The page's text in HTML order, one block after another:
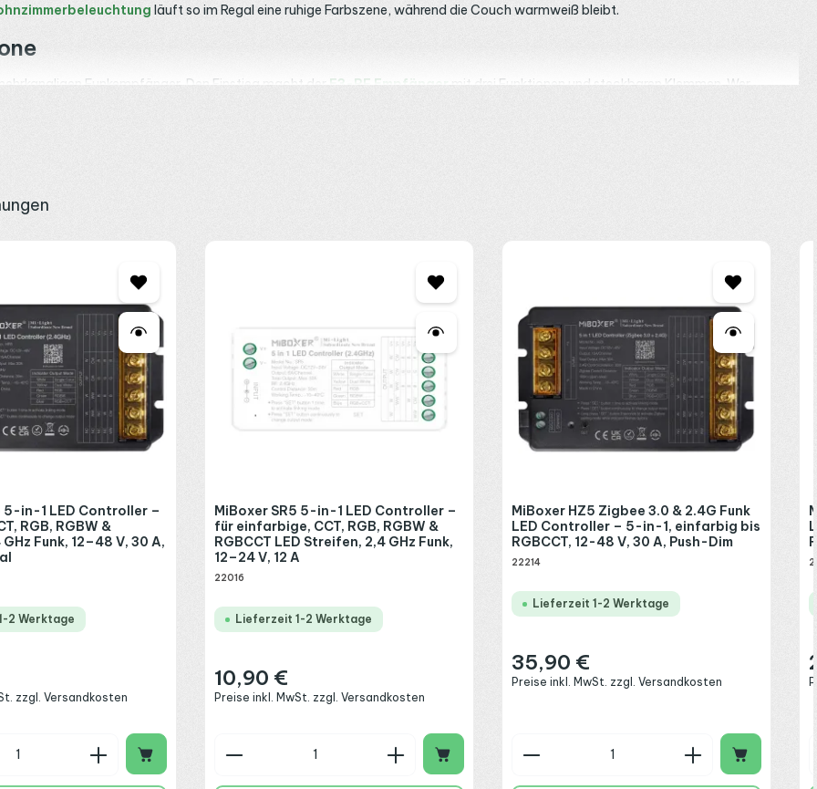
läuft so im Regal eine ruhige Farbszene, während die Couch warmweiß bleibt.
Funkempfänger. Den Einstieg macht der E3-RF Empfänger
mit drei Funktionen und steckbaren Klemmen. Wer
greift zum fünffach kompatiblen
Wer mehr Bereiche getrennt steuern möchte, greift zur achtzonigen
und arbeitet zwischen minus 10 und plus 40 Grad. Nicht sicher, welcher Empfänger oder wie viele Zonen Sie brauchen? Eine
Kombination.
Wert ein oder benutze die Schaltflächen um die Anzahl zu erhöhen oder
5-in-1 LED Controller –
RGB, RGBW &
GHz Funk, 12–48 V, 30 A,
2 Werktage
zzgl. Versandkosten
Anzahl: Gib den gewünschten Wert ein oder benutze die Schaltflächen um
MiBoxer SR5 5-in-1 LED Controller –
für einfarbige, CCT, RGB, RGBW &
RGBCCT LED Streifen, 2,4 GHz Funk,
12–24 V, 12 A
22016
Lieferzeit 1-2 Werktage
Regulärer Preis:
10,90 €
Preise inkl. MwSt. zzgl. Versandkosten
Produkt Anzahl: Gib den gewünschten Wert ein oder
MiBoxer HZ5 Zigbee 3.0 & 2.4G Funk
LED Controller – 5-in-1, einfarbig bis
RGBCCT, 12-48 V, 30 A, Push-Dim
22214
Lieferzeit 1-2 Werktage
Regulärer Preis:
35,90 €
Preise inkl. MwSt. zzgl. Versandkosten
Produkt Anzahl: Gib den